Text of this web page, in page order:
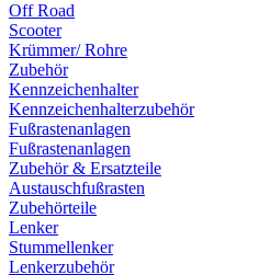
Off Road
Scooter
Krümmer/ Rohre
Zubehör
Kennzeichenhalter
Kennzeichenhalterzubehör
Fußrastenanlagen
Fußrastenanlagen
Zubehör & Ersatzteile
Austauschfußrasten
Zubehörteile
Lenker
Stummellenker
Lenkerzubehör